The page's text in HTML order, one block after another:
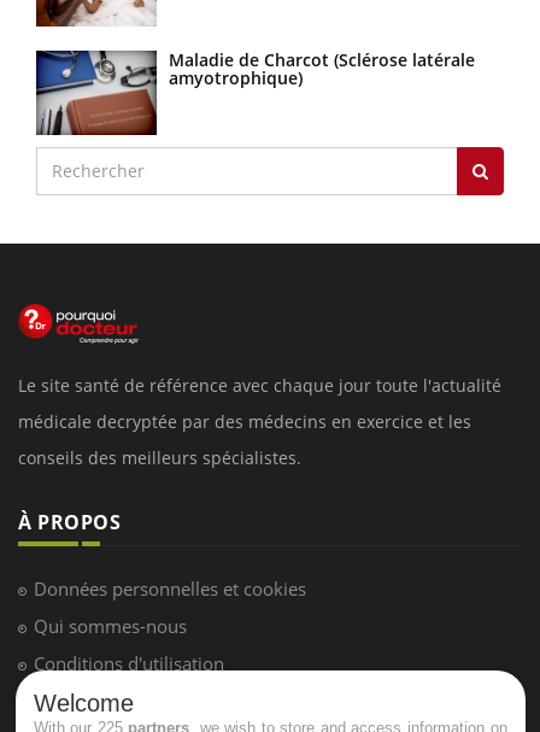
Maladie de Charcot (Sclérose latérale
amyotrophique)
Le site santé de référence avec chaque jour toute l'actualité
médicale decryptée par des médecins en exercice et les
conseils des meilleurs spécialistes.
À PROPOS
Données personnelles et cookies
Qui sommes-nous
Conditions d'utilisation
Plan du site
Welcome
With our 225 partners , we wish to store and access information on